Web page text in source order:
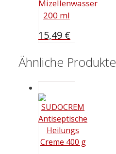
Mizellenwasser
200 ml
15,49 €
Ähnliche Produkte